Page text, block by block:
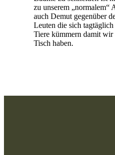
zu unserem „normalem“
auch Demut gegenüber
Leuten die sich
Tiere kümmern damit wir
Tisch haben.